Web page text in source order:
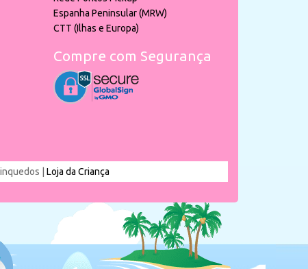
Espanha Peninsular (MRW)
CTT (Ilhas e Europa)
Compre com Segurança
| Loja da Criança